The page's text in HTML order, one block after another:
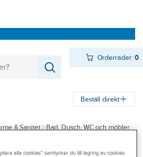
Orderrader:0
Beställ direkt
& Sanitet
Bad, Dusch, WC och möbler
Mora reservdelar övrigt
alla cookies" samtycker du till lagring av cookies